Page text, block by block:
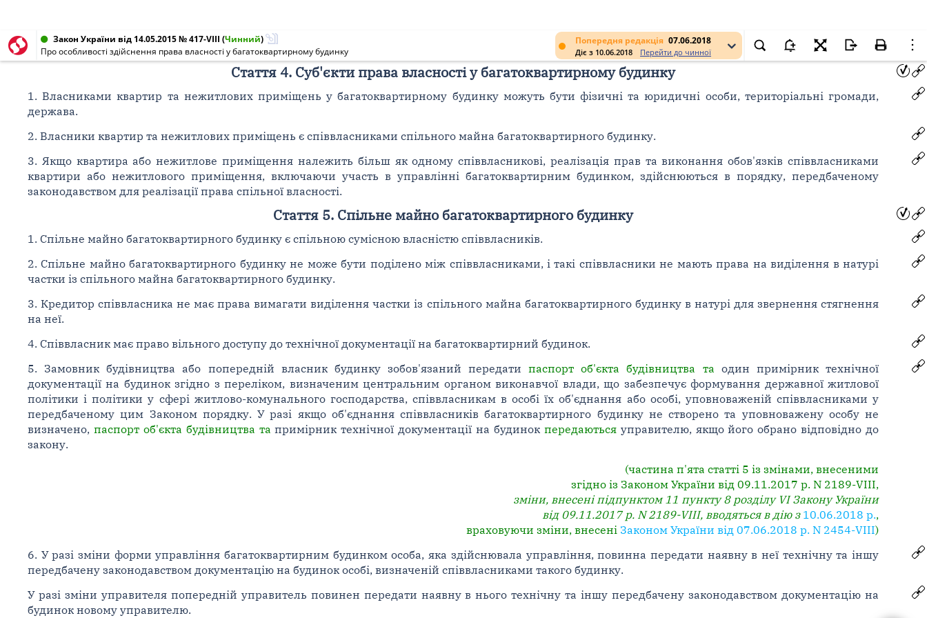
Попередня редакція 07.06.2018
Діє з 10.06.2018 Перейти до чинної
Закон України від 14.05.2015 № 417-VIII (Чинний)
Про особливості здійснення права власності у багатоквартирному будинку